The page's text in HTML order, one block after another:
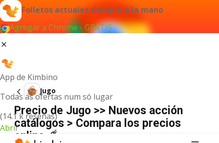
Folletos actuales siempre a la mano
Agregar a Chrome - GRATIS
App de Kimbino
Todas as ofertas num só lugar
(14.1 k reseñas)
Abrir
Jugo
Precio de Jugo >> Nuevos acción
catálogos > Compara los precios
online ☄️